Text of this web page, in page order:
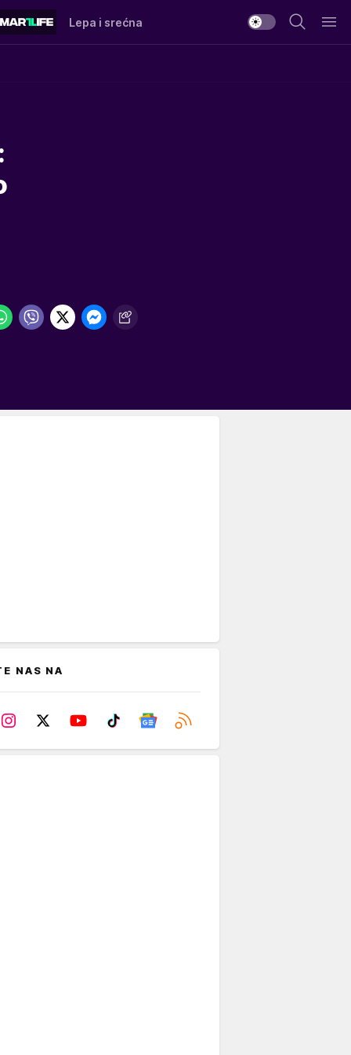
Lepa i srećna
NAS NA